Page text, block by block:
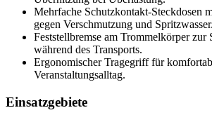
Mehrfache Schutzkontakt-Steckdosen
gegen Verschmutzung und Spritzwasser.
Feststellbremse am Trommelkörper
während des Transports.
Ergonomischer Tragegriff für
Veranstaltungsalltag.
Einsatzgebiete